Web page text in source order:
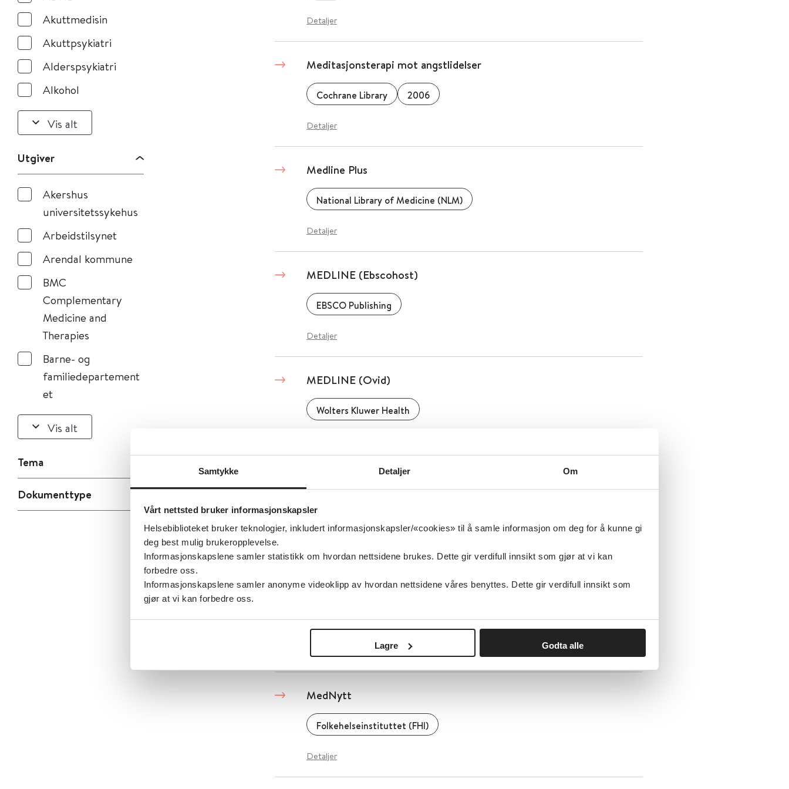
Samtykke Detaljer Om
Vårt nettsted bruker informasjonskapsler
Helsebiblioteket bruker teknologier, inkludert informasjonskapsler/«cookies» til å samle informasjon om deg for å kunne gi
deg best mulig brukeropplevelse.
Informasjonskapslene samler statistikk om hvordan nettsidene brukes. Dette gir verdifull innsikt som gjør at vi kan
forbedre oss.
Informasjonskapslene samler anonyme videoklipp av hvordan nettsidene våres benyttes. Dette gir verdifull innsikt som
gjør at vi kan forbedre oss.
Lagre Godta alle
Akuttmedisin
Akuttpsykiatri
Alderspsykiatri
Alkohol
Vis alt
Utgiver
Akershus
universitetssykehus
Arbeidstilsynet
Arendal kommune
BMC
Complementary
Medicine and
Therapies
Barne- og
familiedepartement
et
Vis alt
Tema
Dokumenttype
Detaljer
Meditasjonsterapi mot angstlidelser
Cochrane Library 2006
Detaljer
Medline Plus
National Library of Medicine (NLM)
Detaljer
MEDLINE (Ebscohost)
EBSCO Publishing
Detaljer
MEDLINE (Ovid)
Wolters Kluwer Health
MedlinePlus - Blood, heart and circulation
MedlinePlus (helseoppslagsverk, USA) - Barn og unge
National Library of Medicine (NLM)
MedNytt
Folkehelseinstituttet (FHI)
Detaljer